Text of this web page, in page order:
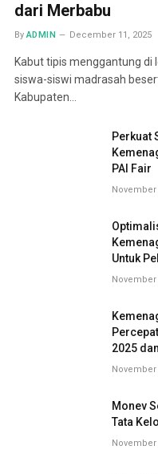
dari Merbabu
By ADMIN December 11, 2025
Kabut tipis menggantung di
siswa-siswi madrasah
Kabupaten…
Perkuat
PAI Fair
November
Untuk
November
2025
November
Monev
Tata
November